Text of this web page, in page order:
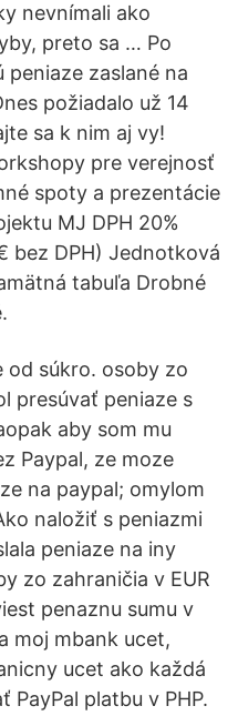
nevnímali ako
preto sa … Po
peniaze zaslané na
požiadalo už 14
sa k nim aj vy!
pre verejnosť
spoty a prezentácie
MJ DPH 20%
bez DPH) Jednotková
tabuľa Drobné
od súkro. osoby zo
presúvať peniaze s
aby som mu
Paypal, ze moze
na paypal; omylom
naložiť s peniazmi
peniaze na iny
zo zahraničia v EUR
penaznu sumu v
moj mbank ucet,
ucet ako každá
PayPal platbu v PHP.